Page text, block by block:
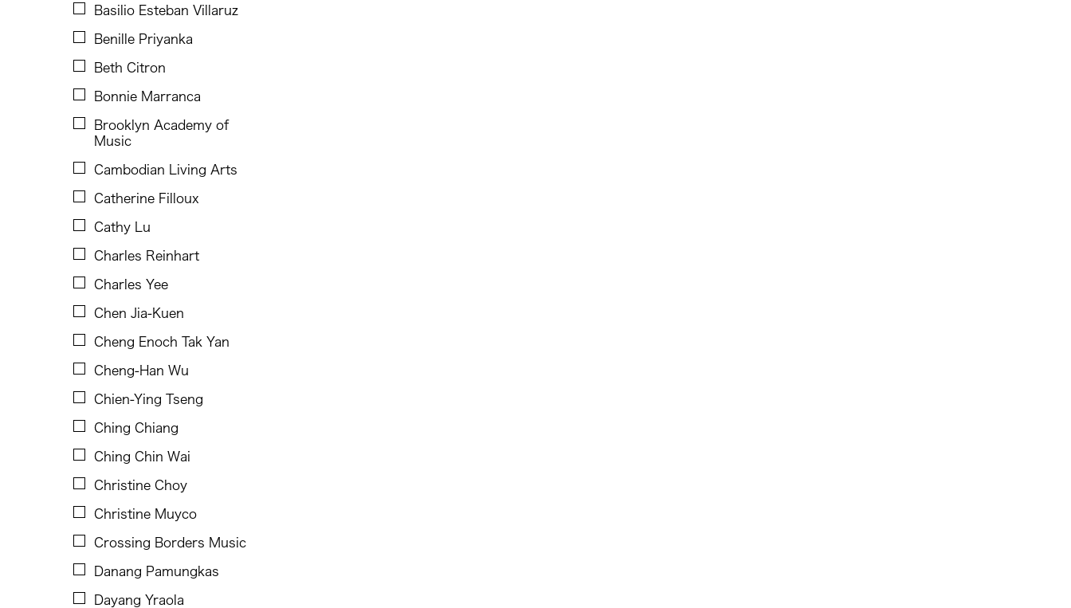
Christine Muyco
Crossing Borders Music
Danang Pamungkas
Dayang Yraola
Denisa Reyes
Dev Benegal
Dinh Q Le
Douglas Brooks
Ebrahim Alkazi
Edralin Domanillo Cabrera
Eiko & Koma
Eiko Otake
Elisa Monte Dance Company
Elise Thoron
Emmanuele Phuon
Enrico Isamu Oyama
Eric Schorr
Basilio Esteban Villaruz
Benille Priyanka
Beth Citron
Bonnie Marranca
Brooklyn Academy of
Music
Cambodian Living Arts
Catherine Filloux
Cathy Lu
Charles Reinhart
Charles Yee
Chen Jia-Kuen
Cheng Enoch Tak Yan
Cheng-Han Wu
Chien-Ying Tseng
Ching Chiang
Ching Chin Wai
Christine Choy
Christine Muyco
Crossing Borders Music
Danang Pamungkas
Dayang Yraola